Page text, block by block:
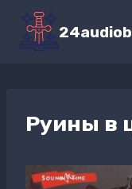
Перейти
содержимому
Руины в